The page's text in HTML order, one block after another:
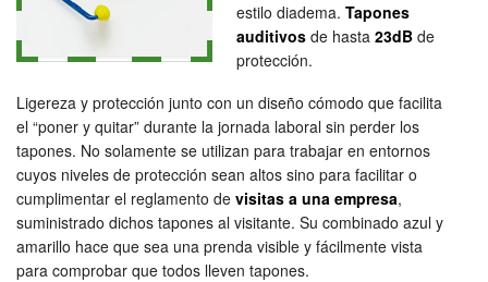
estilo diadema. Tapones
auditivos de hasta 23dB de
protección.
Ligereza y protección junto con un diseño cómodo que facilita
el “poner y quitar” durante la jornada laboral sin perder los
tapones. No solamente se utilizan para trabajar en entornos
cuyos niveles de protección sean altos sino para facilitar o
cumplimentar el reglamento de visitas a una empresa,
suministrado dichos tapones al visitante. Su combinado azul y
amarillo hace que sea una prenda visible y fácilmente vista
para comprobar que todos lleven tapones.